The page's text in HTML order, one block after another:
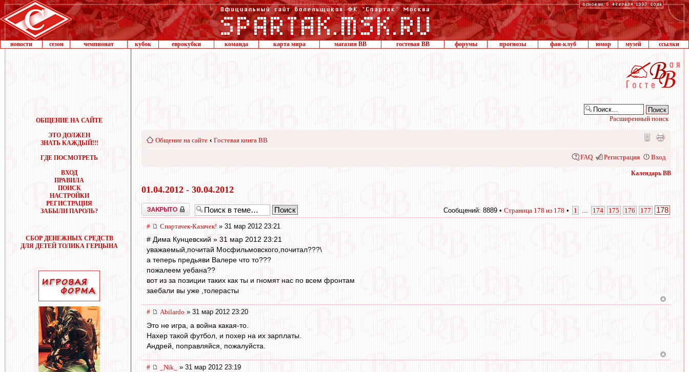
новости сезон чемпионат кубок еврокубки команда карта мира магазин ВВ гостевая ВВ форумы прогнозы фан-клуб юмор музей ссылки
ОБЩЕНИЕ НА САЙТЕ
ЭТО ДОЛЖЕН
ЗНАТЬ КАЖДЫЙ!!!
ГДЕ ПОСМОТРЕТЬ
ВХОД
ПРАВИЛА
ПОИСК
НАСТРОЙКИ
РЕГИСТРАЦИЯ
ЗАБЫЛИ ПАРОЛЬ?
СБОР ДЕНЕЖНЫХ СРЕДСТВ
ДЛЯ ДЕТЕЙ ТОЛИКА ГЕРЦЫНА
Расширенный поиск
Общение на сайте ‹ Гостевая книга ВВ
FAQ Регистрация Вход
Календарь ВВ
01.04.2012 - 30.04.2012
Закрыто Сообщений: 8889 • Страница 178 из 178 • 1 174 175 176 177 178
# Спартачек-Казачек! » 31 мар 2012 23:21
# Дима Кунцевский » 31 мар 2012 23:21
уважаемый,почитай Мосфильмовского,почитал???\
а теперь предьяви Валере что то???
пожалеем уебана??
вот из за позиции таких как ты и гномят нас по всем фронтам
заебали вы уже ,толерасты
# Abilardo » 31 мар 2012 23:20
Это не игра, а война какая-то.
Нахер такой футбол, и похер на их зарплаты.
Андрей, поправляйся, пожалуйста.
# _Nik_ » 31 мар 2012 23:19